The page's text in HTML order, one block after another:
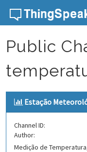
Skip to content
Public
Estação
Channel ID:
Author:
Medição de